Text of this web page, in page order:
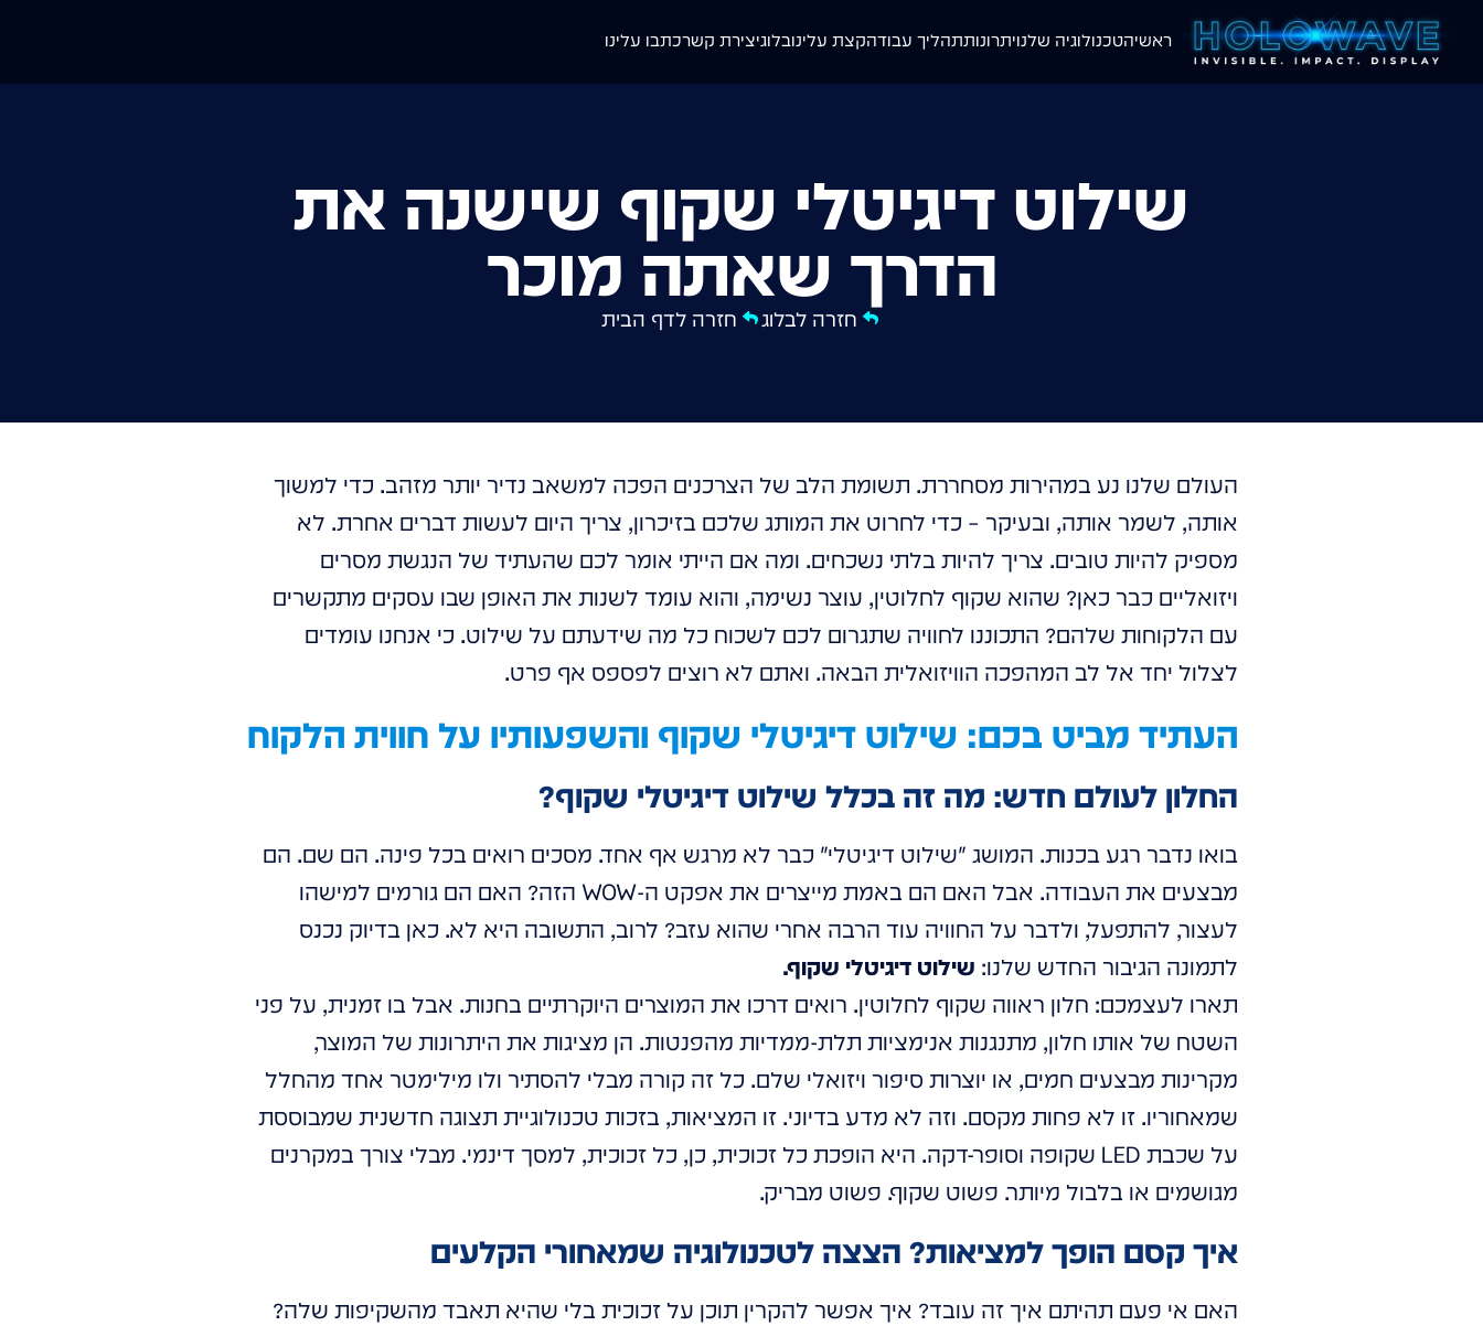
ראשיהטכנולוגיה שלנויתרונותתהליך עבודהקצת עלינובלוגיצירת קשרכתבו עלינו
שילוט דיגיטלי שקוף שישנה את
הדרך שאתה מוכר
חזרה לבלוג חזרה לדף הבית
העולם שלנו נע במהירות מסחררת. תשומת הלב של הצרכנים הפכה למשאב נדיר יותר מזהב. כדי למשוך
אותה, לשמר אותה, ובעיקר – כדי לחרוט את המותג שלכם בזיכרון, צריך היום לעשות דברים אחרת. לא
מספיק להיות טובים. צריך להיות בלתי נשכחים. ומה אם הייתי אומר לכם שהעתיד של הנגשת מסרים
ויזואליים כבר כאן? שהוא שקוף לחלוטין, עוצר נשימה, והוא עומד לשנות את האופן שבו עסקים מתקשרים
עם הלקוחות שלהם? התכוננו לחוויה שתגרום לכם לשכוח כל מה שידעתם על שילוט. כי אנחנו עומדים
לצלול יחד אל לב המהפכה הוויזואלית הבאה. ואתם לא רוצים לפספס אף פרט.
העתיד מביט בכם: שילוט דיגיטלי שקוף והשפעותיו על חווית הלקוח
החלון לעולם חדש: מה זה בכלל שילוט דיגיטלי שקוף?
בואו נדבר רגע בכנות. המושג "שילוט דיגיטלי" כבר לא מרגש אף אחד. מסכים רואים בכל פינה. הם שם. הם
מבצעים את העבודה. אבל האם הם באמת מייצרים את אפקט ה-WOW הזה? האם הם גורמים למישהו
לעצור, להתפעל, ולדבר על החוויה עוד הרבה אחרי שהוא עזב? לרוב, התשובה היא לא. כאן בדיוק נכנס
לתמונה הגיבור החדש שלנו: שילוט דיגיטלי שקוף.
תארו לעצמכם: חלון ראווה שקוף לחלוטין. רואים דרכו את המוצרים היוקרתיים בחנות. אבל בו זמנית, על פני
השטח של אותו חלון, מתנגנות אנימציות תלת-ממדיות מהפנטות. הן מציגות את היתרונות של המוצר,
מקרינות מבצעים חמים, או יוצרות סיפור ויזואלי שלם. כל זה קורה מבלי להסתיר ולו מילימטר אחד מהחלל
שמאחוריו. זו לא פחות מקסם. וזה לא מדע בדיוני. זו המציאות, בזכות טכנולוגיית תצוגה חדשנית שמבוססת
על שכבת LED שקופה וסופר-דקה. היא הופכת כל זכוכית, כן, כל זכוכית, למסך דינמי. מבלי צורך במקרנים
מגושמים או בלבול מיותר. פשוט שקוף. פשוט מבריק.
איך קסם הופך למציאות? הצצה לטכנולוגיה שמאחורי הקלעים
האם אי פעם תהיתם איך זה עובד? איך אפשר להקרין תוכן על זכוכית בלי שהיא תאבד מהשקיפות שלה?